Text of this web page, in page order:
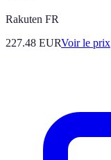
Rakuten FR
227.48 EURVoir le prix